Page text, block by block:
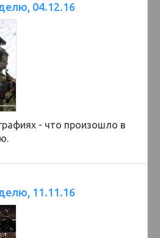
04.12.16
- что произошло в
11.11.16